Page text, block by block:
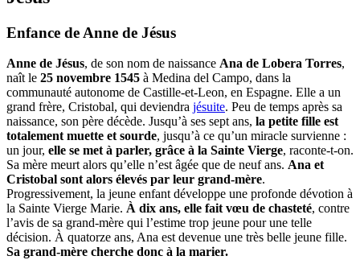
Enfance de Anne de Jésus
Anne de Jésus, de son nom de naissance Ana de Lobera Torres,
naît le 25 novembre 1545 à Medina del Campo, dans la
communauté autonome de Castille-et-Leon, en Espagne. Elle a un
grand frère, Cristobal, qui deviendra jésuite. Peu de temps après sa
naissance, son père décède. Jusqu’à ses sept ans, la petite fille est
totalement muette et sourde, jusqu’à ce qu’un miracle survienne :
un jour, elle se met à parler, grâce à la Sainte Vierge, raconte-t-on.
Sa mère meurt alors qu’elle n’est âgée que de neuf ans. Ana et
Cristobal sont alors élevés par leur grand-mère.
Progressivement, la jeune enfant développe une profonde dévotion à
la Sainte Vierge Marie. À dix ans, elle fait vœu de chasteté, contre
l’avis de sa grand-mère qui l’estime trop jeune pour une telle
décision. À quatorze ans, Ana est devenue une très belle jeune fille.
Sa grand-mère cherche donc à la marier.